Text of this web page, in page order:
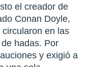
el creador de
Conan Doyle,
en las
hadas. Por
y exigió a